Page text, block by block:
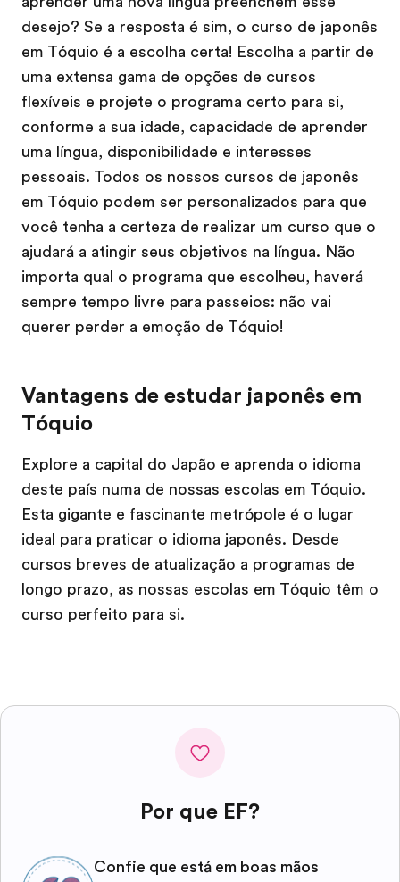
desejo? Se a resposta é sim, o curso de japonês
em Tóquio é a escolha certa! Escolha a partir de
uma extensa gama de opções de cursos
flexíveis e projete o programa certo para si,
conforme a sua idade, capacidade de aprender
uma língua, disponibilidade e interesses
pessoais. Todos os nossos cursos de japonês
em Tóquio podem ser personalizados para que
você tenha a certeza de realizar um curso que o
ajudará a atingir seus objetivos na língua. Não
importa qual o programa que escolheu, haverá
sempre tempo livre para passeios: não vai
querer perder a emoção de Tóquio!
Vantagens de estudar japonês em
Tóquio
Explore a capital do Japão e aprenda o idioma
deste país numa de nossas escolas em Tóquio.
Esta gigante e fascinante metrópole é o lugar
ideal para praticar o idioma japonês. Desde
cursos breves de atualização a programas de
longo prazo, as nossas escolas em Tóquio têm o
curso perfeito para si.
Por que EF?
Confie que está em boas mãos